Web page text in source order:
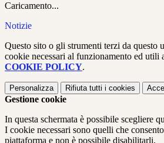
Caricamento...
Notizie
Questo sito o gli strumenti terzi da questo
cookie necessari al funzionamento ed utili
COOKIE POLICY.
Personalizza Rifiuta tutti i cookies
Gestione cookie
In questa schermata è possibile scegliere
I cookie necessari sono quelli che
piattaforma e non è possibile disabilitarli.